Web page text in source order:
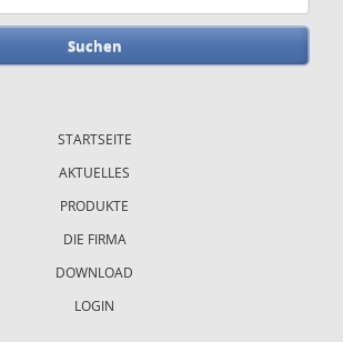
STARTSEITE
AKTUELLES
PRODUKTE
DIE FIRMA
DOWNLOAD
LOGIN